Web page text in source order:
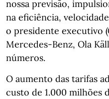
nossa previsão,
na eficiência,
o presidente executivo
Mercedes-Benz, Ola
números.
O aumento das tarifas
custo de 1.000 milhões